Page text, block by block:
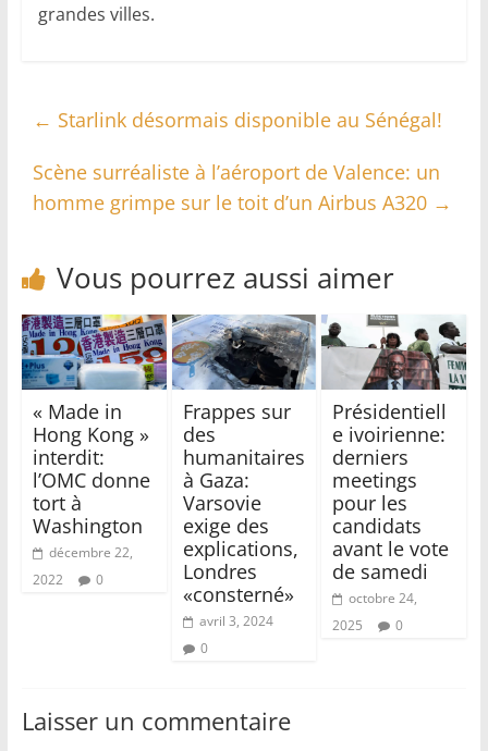
grandes villes.
← Starlink désormais disponible au Sénégal!
Scène surréaliste à l’aéroport de Valence: un
homme grimpe sur le toit d’un Airbus A320 →
Vous pourrez aussi aimer
« Made in
Hong Kong »
interdit:
l’OMC donne
tort à
Washington
décembre 22,
2022
0
Frappes sur
des
humanitaires
à Gaza:
Varsovie
exige des
explications,
Londres
«consterné»
avril 3, 2024
0
Présidentiell
e ivoirienne:
derniers
meetings
pour les
candidats
avant le vote
de samedi
octobre 24,
2025
0
Laisser un commentaire